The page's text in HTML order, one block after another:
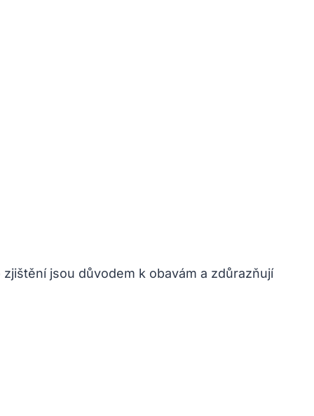
jsou důvodem k obavám a zdůrazňují